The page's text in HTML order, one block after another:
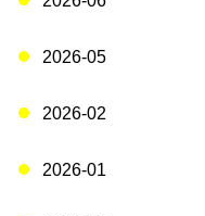
2026-05
2026-02
2026-01